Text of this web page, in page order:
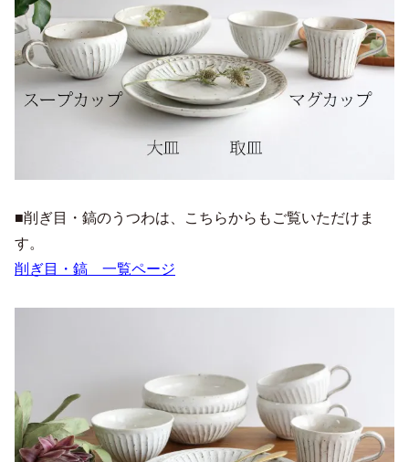
■削ぎ目・鎬のうつわは、こちらからもご覧いただけま
す。
削ぎ目・鎬 一覧ページ